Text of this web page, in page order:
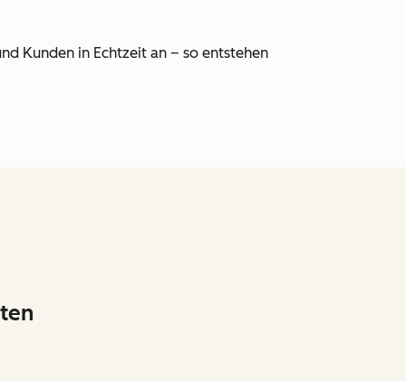
Kunden in Echtzeit an – so entstehen